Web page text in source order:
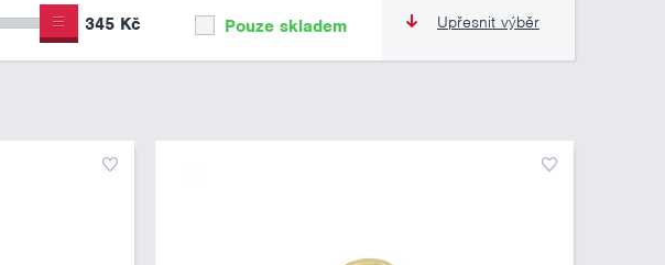
Upřesnit výběr
Pouze skladem
345 Kč